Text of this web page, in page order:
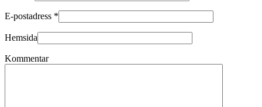
E-postadress *
Hemsida
Kommentar